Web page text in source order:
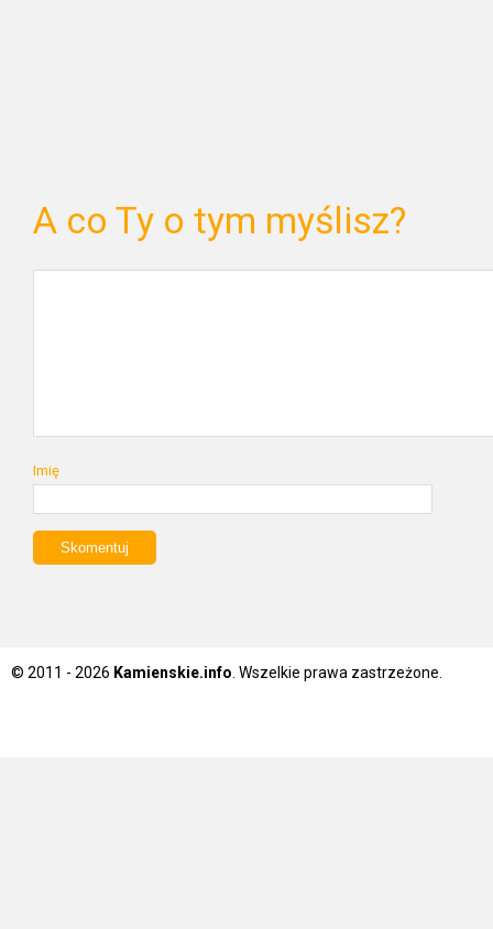
A co Ty o tym myślisz?
Imię
© 2011 - 2026 Kamienskie.info . Wszelkie prawa zastrzeżone.